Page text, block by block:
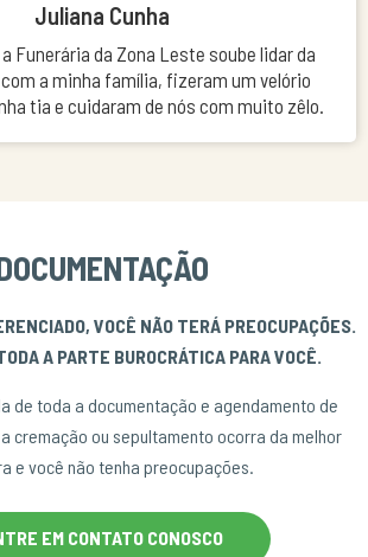
Juliana Cunha
Funerária da Zona Leste soube lidar da
a minha família, fizeram um velório
tia e cuidaram de nós com muito zêlo.
VOCÊ NÃO TERÁ PREOCUPAÇÕES.
A PARTE BUROCRÁTICA PARA VOCÊ.
de toda a documentação e agendamento de
cremação ou sepultamento ocorra da melhor
e você não tenha preocupações.
EM CONTATO CONOSCO